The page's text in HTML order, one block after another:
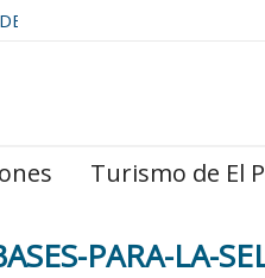
Turismo de El
PARA-LA-